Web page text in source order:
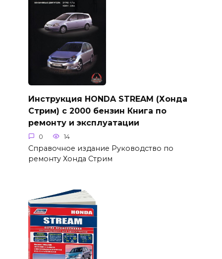
Инструкция HONDA STREAM (Хонда
Стрим) с 2000 бензин Книга по
ремонту и эксплуатации
0 14
Справочное издание Руководство по
ремонту Хонда Стрим